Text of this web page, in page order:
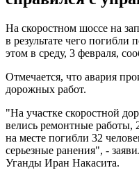
На скоростном шоссе на
в результате чего
этом в среду, 3 февраля,
Отмечается, что авария
дорожных работ.
"На участке скоростной
велись ремонтные работы,
на месте погибли 32
серьезные ранения", -
Уганды Иран Накасита.